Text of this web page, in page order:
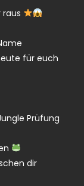
raus
für euch
Prüfung
dir